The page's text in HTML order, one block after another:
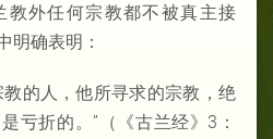
教外任何宗教都不被真主接
明确表明：
的人，他所寻求的宗教，绝
亏折的。”（《古兰经》3：